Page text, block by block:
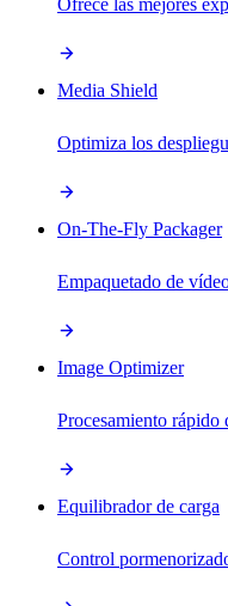
Ofrece las mejores
Media Shield
Optimiza los
On-The-Fly Packager
Empaquetado de
Image Optimizer
Procesamiento rápido
Equilibrador de carga
Control